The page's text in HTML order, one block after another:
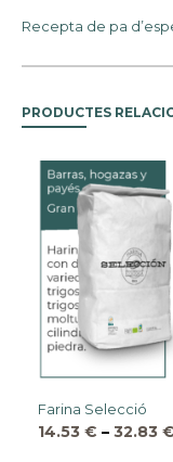
Recepta de pa
PRODUCTES
Farina Selecció
14.53 € – 32.83 €